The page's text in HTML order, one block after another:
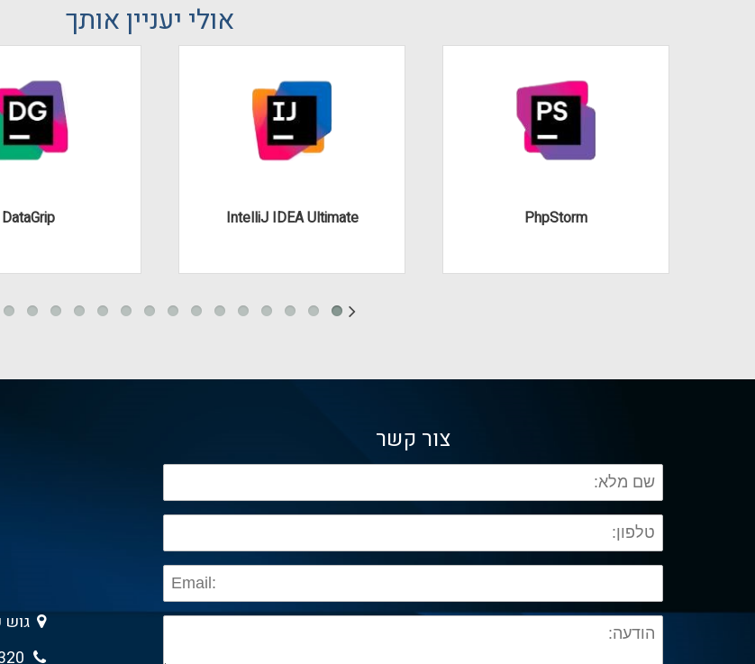
אולי יעניין אותך
DataGrip IntelliJ IDEA Ultimate PhpStorm
צור קשר
גוש עציון 13 ,